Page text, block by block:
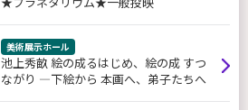
美術展示ホール
池上秀畝 絵の成るはじめ、絵の成 すつ
ながり ―下絵から 本画へ、弟子たちへ